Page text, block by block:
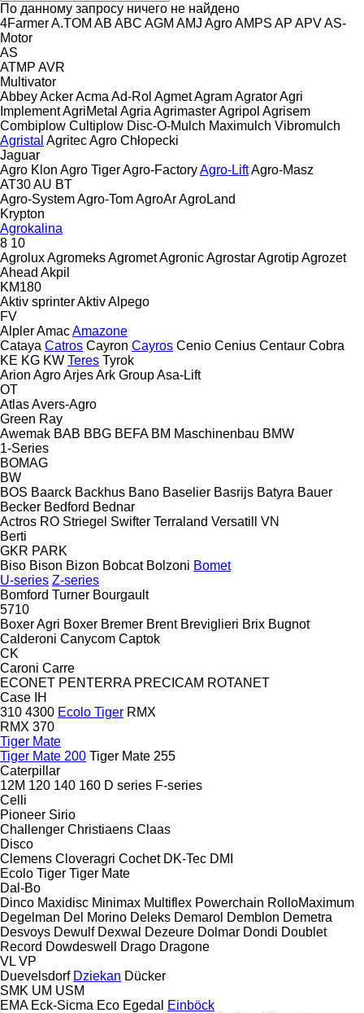
По данному запросу ничего не найдено
4FarmerA.TOM AB ABC AGM AMJ AgroAMPS AP APVAS-
Motor
AS
ATMP AVR
Multivator
AbbeyAckerAcma Ad-Rol AgmetAgramAgratorAgri
ImplementAgriMetal Agria AgrimasterAgripol Agrisem
Combiplow Cultiplow Disc-O-Mulch Maximulch Vibromulch
Agristal AgritecAgro Chłopecki
Jaguar
Agro Klon Agro TigerAgro-FactoryAgro-LiftAgro-Masz
AT30AU BT
Agro-SystemAgro-TomAgroArAgroLand
Krypton
Agrokalina
8 10
AgroluxAgromeksAgrometAgronicAgrostarAgrotipAgrozet
Ahead Akpil
KM180
Aktiv sprinterAktivAlpego
FV
AlplerAmacAmazone
Cataya Catros Cayron Cayros Cenio Cenius Centaur Cobra
KE KG KW Teres Tyrok
Arion AgroArjesArk GroupAsa-Lift
OT
AtlasAvers-Agro
Green Ray
Awemak BAB BBG BEFA BM Maschinenbau BMW
1-Series
BOMAG
BW
BOS Baarck Backhus Bano Baselier Basrijs Batyra Bauer
Becker Bedford Bednar
Actros RO Striegel Swifter Terraland Versatill VN
Berti
GKR PARK
Biso Bison Bizon Bobcat Bolzoni Bomet
U-series Z-series
Bomford Turner Bourgault
5710
Boxer Agri Boxer Bremer Brent Breviglieri Brix Bugnot
Calderoni Canycom Captok
CK
Caroni Carre
ECONET PENTERRA PRECICAM ROTANET
Case IH
310 4300 Ecolo Tiger RMX
RMX 370
Tiger Mate
Tiger Mate 200 Tiger Mate 255
Caterpillar
12M 120 140 160 D series F-series
Celli
Pioneer Sirio
Challenger Christiaens Claas
Disco
Clemens Cloveragri Cochet DK-Tec DMI
Ecolo Tiger Tiger Mate
Dal-Bo
Dinco Maxidisc Minimax Multiflex Powerchain RolloMaximum
Degelman Del Morino Deleks Demarol Demblon Demetra
Desvoys Dewulf Dexwal Dezeure Dolmar Dondi Doublet
Record Dowdeswell Drago Dragone
VL VP
Duevelsdorf Dziekan Dücker
SMK UM USM
EMA Eck-Sicma Eco Egedal
Einböck